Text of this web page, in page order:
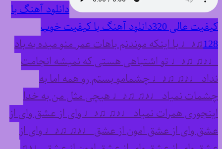
دانلود آهنگ با
کیفیت عالی 320
دانلود آهنگ با کیفیت خوب
128♫♪♩ با اینکه موندنم باهات عمر منو میده به باد
♩♪♫ ♫♪♩ تو اشتباهی هستی که نمیشه انجامت
نداد ♩♪♫ ♫♪♩ چشمامو بستم رو همه اما به
چشمات نمیاد ♩♪♫ ♫♪♩ هیچی مثل من به خدا
اینجوری همرات نمیاد ♩♪♫ ♫♪♩ وای از عشق وای از
عشق وای از عشق امون از عشق ♩♪♫ ♫♪♩ وای از